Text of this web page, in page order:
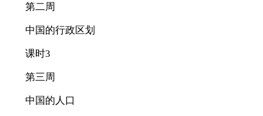
第二周
中国的行政区划
课时3
第三周
中国的人口